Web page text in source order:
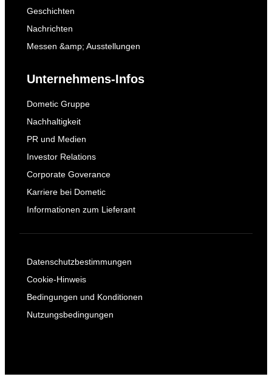
Geschichten
Nachrichten
Messen &amp; Ausstellungen
Unternehmens-Infos
Dometic Gruppe
Nachhaltigkeit
PR und Medien
Investor Relations
Corporate Goverance
Karriere bei Dometic
Informationen zum Lieferant
Datenschutzbestimmungen
Cookie-Hinweis
Bedingungen und Konditionen
Nutzungsbedingungen